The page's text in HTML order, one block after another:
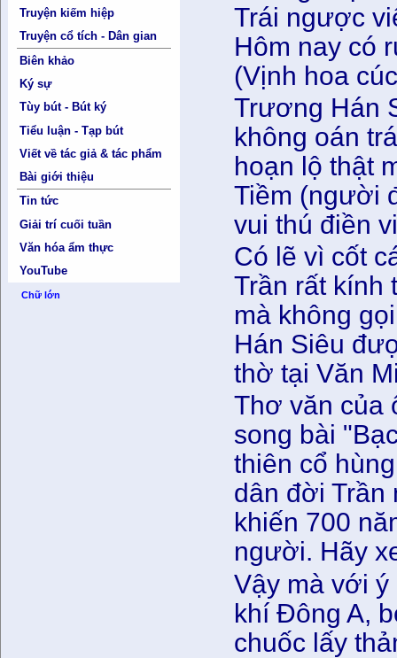
Truyện kiếm hiệp
Truyện cổ tích - Dân gian
Biên khảo
Ký sự
Tùy bút - Bút ký
Tiểu luận - Tạp bút
Viết về tác giả & tác phẩm
Bài giới thiệu
Tin tức
Giải trí cuối tuần
Văn hóa ẩm thực
YouTube
Chữ lớn
Trái ngược
Hôm nay có
(Vịnh hoa
Trương Hán
không oán
hoạn lộ thật
Tiềm (người
vui thú điền
Có lẽ vì cốt
Trần rất kính
mà không
Hán Siêu
thờ tại Văn
Thơ văn của
song bài
thiên cổ
dân đời Trần
khiến 700
người. Hãy
Vậy mà với
khí Đông A,
chuốc lấy